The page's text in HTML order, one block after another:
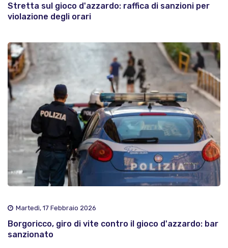
Stretta sul gioco d'azzardo: raffica di sanzioni per
violazione degli orari
Martedì, 17 Febbraio 2026
Borgoricco, giro di vite contro il gioco d'azzardo: bar
sanzionato